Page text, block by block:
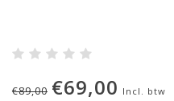
€89,00 €69,00 Incl. btw